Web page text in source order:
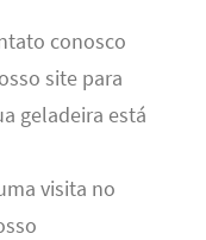
conosco
site para
geladeira está
visita no